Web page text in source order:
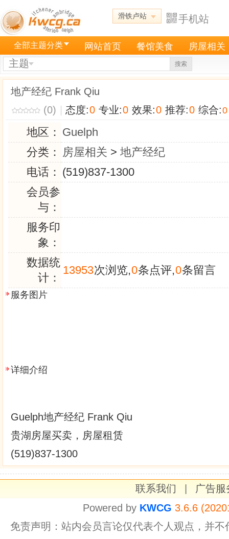
滑铁卢站 手机站
全部主题分类 网站首页 餐馆美食 房屋相关
主题 搜索
地产经纪 Frank Qiu
(0)
态度:0 专业:0 效果:0 推荐:0 综合:0
地区： Guelph
分类： 房屋相关 > 地产经纪
电话： (519)837-1300
会员参
与：
服务印
象：
数据统
计：
13953次浏览,0条点评,0条留言
服务图片
详细介绍
Guelph地产经纪 Frank Qiu
贵湖房屋买卖，房屋租赁
(519)837-1300
联系我们
广告服
Powered by KWCG 3.6.6
免责声明：站内会员言论仅代表个人观点，并